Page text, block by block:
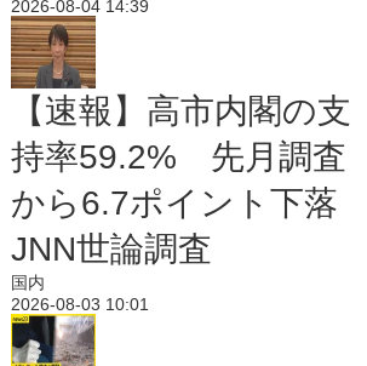
2026-08-04 14:39
【速報】高市内閣の支
持率59.2% 先月調査
から6.7ポイント下落
JNN世論調査
国内
2026-08-03 10:01